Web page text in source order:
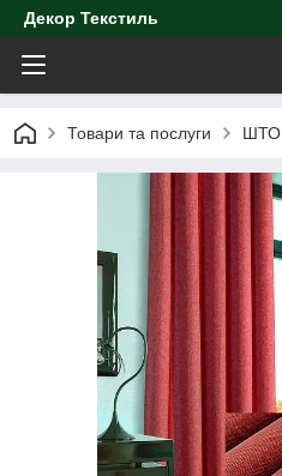
Декор Текстиль
Товари та послуги